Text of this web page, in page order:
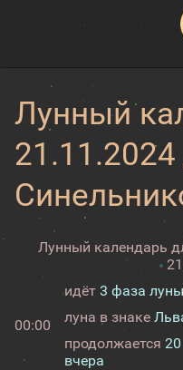
Лунный
21.11.2024
Лунный календарь
00:00
идёт 3 фаза луны
луна в знаке
продолжается
вчера